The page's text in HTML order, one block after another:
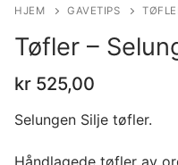
HJEM GAVETIPS
Tøfler –
kr 525,00
Selungen Silje tøfler.